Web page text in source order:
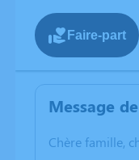
Faire-part
Message
Chère famille,